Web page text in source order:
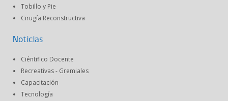
Tobillo y Pie
Cirugía Reconstructiva
Noticias
Ciéntifico Docente
Recreativas - Gremiales
Capacitación
Tecnología